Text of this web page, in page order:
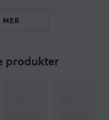
erbjuder en balanserad
tangentnedslag
MER
produkter